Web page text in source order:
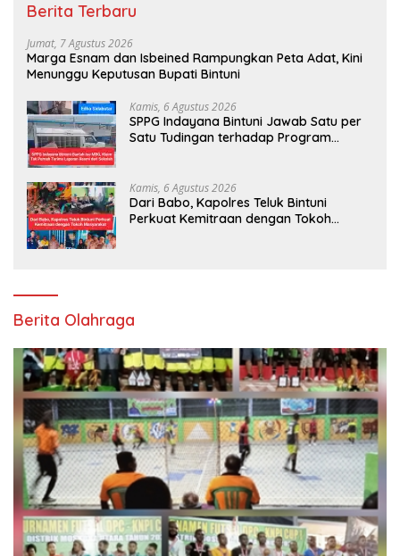
Berita Terbaru
Jumat, 7 Agustus 2026
Marga Esnam dan Isbeined Rampungkan Peta Adat, Kini
Menunggu Keputusan Bupati Bintuni
Kamis, 6 Agustus 2026
SPPG Indayana Bintuni Jawab Satu per
Satu Tudingan terhadap Program
Kamis, 6 Agustus 2026
Dari Babo, Kapolres Teluk Bintuni
Perkuat Kemitraan dengan Tokoh
Berita Olahraga